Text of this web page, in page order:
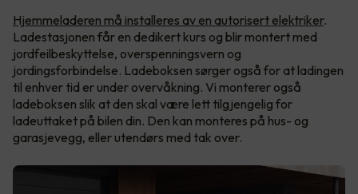
Hjemmeladeren må installeres av en autorisert elektriker.
Ladestasjonen får en dedikert kurs og blir montert med
jordfeilbeskyttelse, overspenningsvern og
jordingsforbindelse. Ladeboksen sørger også for at ladingen
til enhver tid er under overvåkning. Vi monterer også
ladeboksen slik at den skal være lett tilgjengelig for
ladeuttaket på bilen din. Den kan monteres på hus- og
garasjevegg, eller utendørs med tak over.